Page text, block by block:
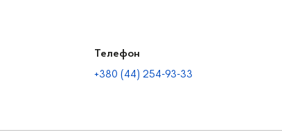
Телефон
+380 (44) 254-93-33